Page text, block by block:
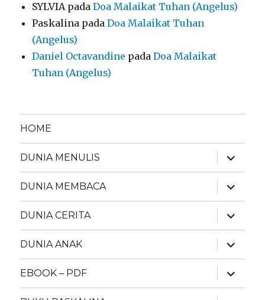
SYLVIA padaDoa Malaikat Tuhan (Angelus)
Paskalina padaDoa Malaikat Tuhan
(Angelus)
Daniel Octavandine padaDoa Malaikat
Tuhan (Angelus)
HOME
DUNIA MENULIS
expand
child
menu
DUNIA MEMBACA
expand
child
menu
DUNIA CERITA
expand
child
menu
DUNIA ANAK
expand
child
menu
EBOOK – PDF
expand
child
menu